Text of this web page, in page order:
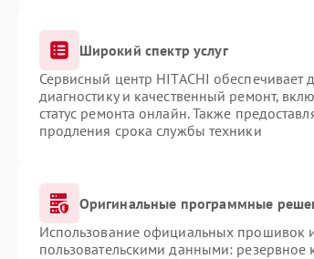
Широкий спектр услуг
Сервисный центр HITACHI обеспечивает
диагностику и качественный ремонт,
статус ремонта онлайн. Также
продления срока службы техники
Оригинальные программные
Использование официальных прошивок
пользовательскими данными: